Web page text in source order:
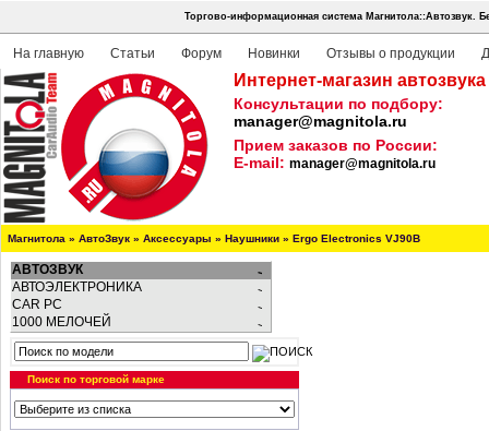
Торгово-информационная система Магнитола::Автозвук.
На главную Статьи Форум Новинки Отзывы о продукции
Интернет-магазин
Консультации по подбору:
manager@magnitola.ru
Прием заказов по России:
E-mail: manager@magnitola.ru
Магнитола » АвтоЗвук » Аксессуары » Наушники » Ergo Electronics VJ90B
АВТОЗВУК
АВТОЭЛЕКТРОНИКА
CAR PC
1000 МЕЛОЧЕЙ
Поиск по торговой марке